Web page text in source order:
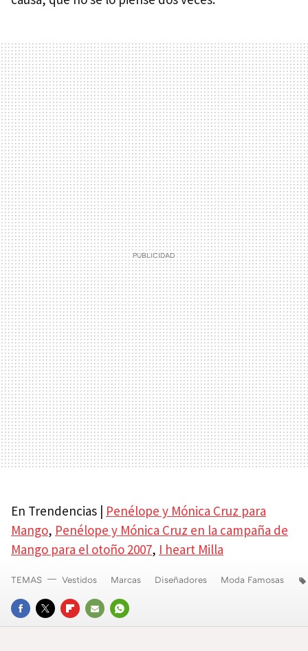
En Trendencias | Penélope y Mónica Cruz para
Mango, Penélope y Mónica Cruz en la campaña de
Mango para el otoño 2007, I heart Milla
FACEBOOK
TWITTERFLIPBOARD
E-
WHATSAPP
TEMAS Vestidos Marcas Diseñadores Moda Famosas